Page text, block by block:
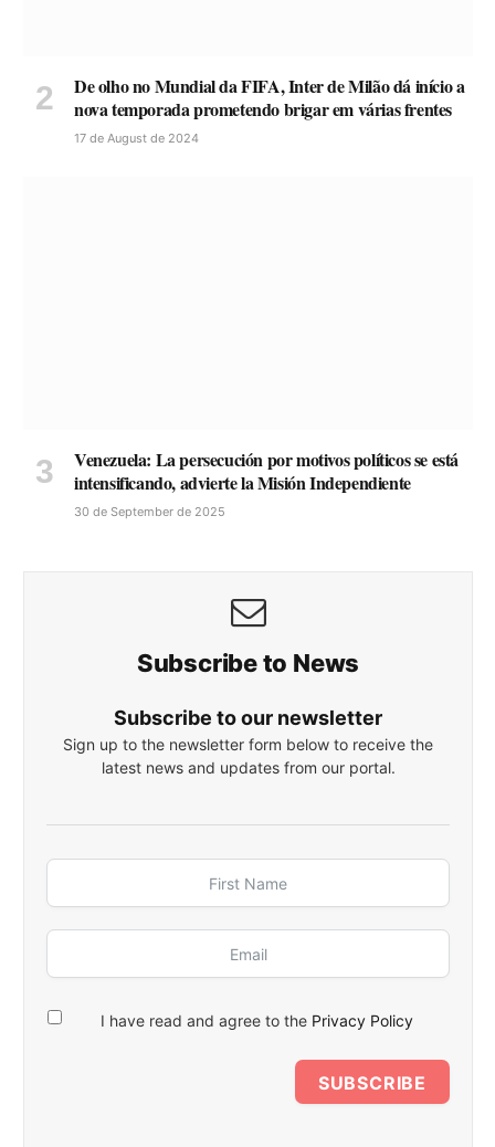
De olho no Mundial da FIFA, Inter de Milão dá início a
nova temporada prometendo brigar em várias frentes
17 de August de 2024
Venezuela: La persecución por motivos políticos se está
intensificando, advierte la Misión Independiente
30 de September de 2025
Subscribe to News
Subscribe to our newsletter
Sign up to the newsletter form below to receive the
latest news and updates from our portal.
I have read and agree to the Privacy Policy
SUBSCRIBE